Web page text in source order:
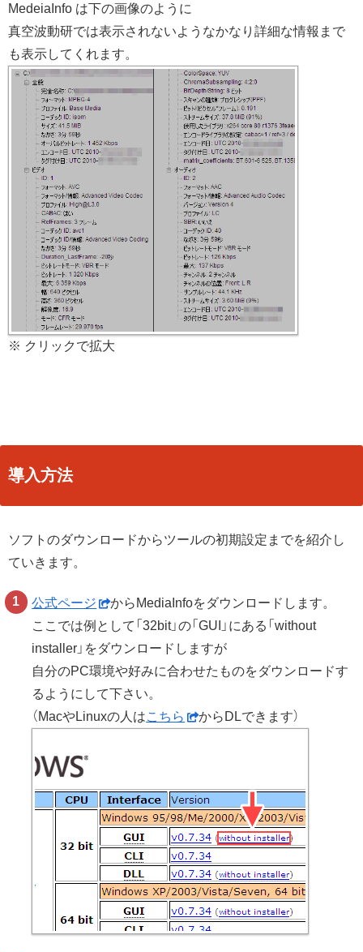
MedeiaInfo は下の画像のように
真空波動研では表示されないようなかなり詳細な情報まで
も表示してくれます。
※ クリックで拡大
導入方法
ソフトのダウンロードからツールの初期設定までを紹介し
ていきます。
公式ページ
からMediaInfoをダウンロードします。
ここでは例として「32bit」の「GUI」にある「without
installer」をダウンロードしますが
自分のPC環境や好みに合わせたものをダウンロードす
るようにして下さい。
（MacやLinuxの人はこちら からDLできます）